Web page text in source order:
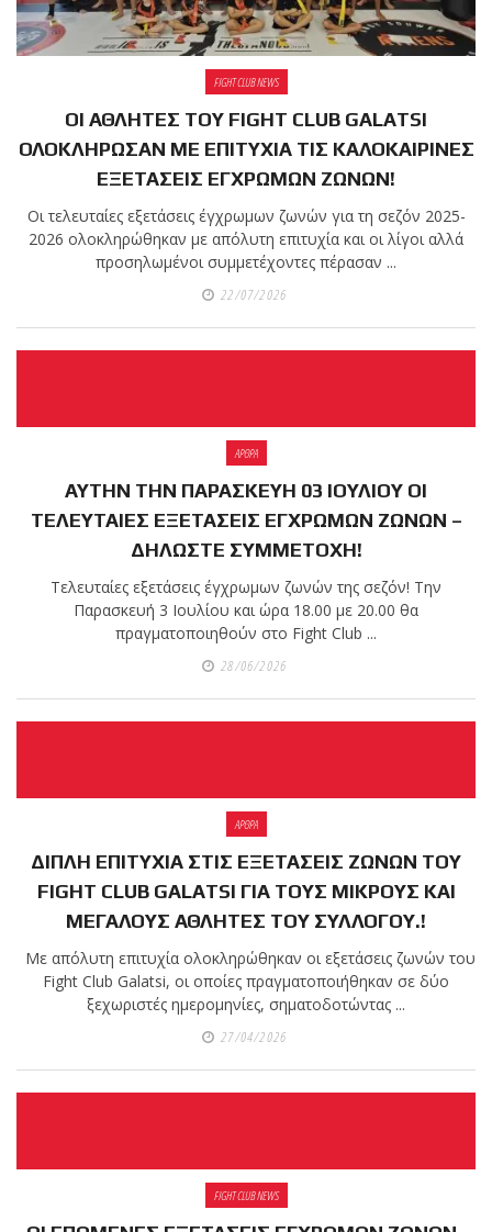
Νέα
επίσημα T-
shirts του
Θεοφάνους
με την υποστήριξη της
Sejoy Hellas.
Οι αθλητές
του Fight
Club Galatsi
ολοκλήρωσαν με επιτυχία
ζωνών!
Με μεγάλη
επιτυχία
πραγματοποιήθηκε το
κλειστό σεμινάριο
Gracie στο Fight Club
Ο
Βραζιλιάνος προπονητής
Reyson Gracie Red Belt 9th
Degree, σε σεμινάριο BJJ
για λίγους, στο Fight Club
Galatsi..!
FIGHT CLUB NEWS
ΟΙ ΑΘΛΗΤΕΣ ΤΟΥ FIGHT CLUB GALATSI
ΟΛΟΚΛΗΡΩΣΑΝ ΜΕ ΕΠΙΤΥΧΙΑ ΤΙΣ ΚΑΛΟΚΑΙΡΙΝΕΣ
ΕΞΕΤΑΣΕΙΣ ΕΓΧΡΩΜΩΝ ΖΩΝΩΝ!
Οι τελευταίες εξετάσεις έγχρωμων ζωνών για τη σεζόν 2025-
2026 ολοκληρώθηκαν με απόλυτη επιτυχία και οι λίγοι αλλά
προσηλωμένοι συμμετέχοντες πέρασαν ...
22/07/2026
ΑΡΘΡΑ
ΑΥΤΗΝ ΤΗΝ ΠΑΡΑΣΚΕΥΗ 03 ΙΟΥΛΙΟΥ ΟΙ
ΤΕΛΕΥΤΑΙΕΣ ΕΞΕΤΑΣΕΙΣ ΕΓΧΡΩΜΩΝ ΖΩΝΩΝ –
ΔΗΛΩΣΤΕ ΣΥΜΜΕΤΟΧΗ!
Τελευταίες εξετάσεις έγχρωμων ζωνών της σεζόν! Την
Παρασκευή 3 Ιουλίου και ώρα 18.00 με 20.00 θα
πραγματοποιηθούν στο Fight Club ...
28/06/2026
ΑΡΘΡΑ
ΔΙΠΛΗ ΕΠΙΤΥΧΙΑ ΣΤΙΣ ΕΞΕΤΑΣΕΙΣ ΖΩΝΩΝ ΤΟΥ
FIGHT CLUB GALATSI ΓΙΑ ΤΟΥΣ ΜΙΚΡΟΥΣ ΚΑΙ
ΜΕΓΑΛΟΥΣ ΑΘΛΗΤΕΣ ΤΟΥ ΣΥΛΛΟΓΟΥ.!
Με απόλυτη επιτυχία ολοκληρώθηκαν οι εξετάσεις ζωνών του
Fight Club Galatsi, οι οποίες πραγματοποιήθηκαν σε δύο
ξεχωριστές ημερομηνίες, σηματοδοτώντας ...
27/04/2026
FIGHT CLUB NEWS